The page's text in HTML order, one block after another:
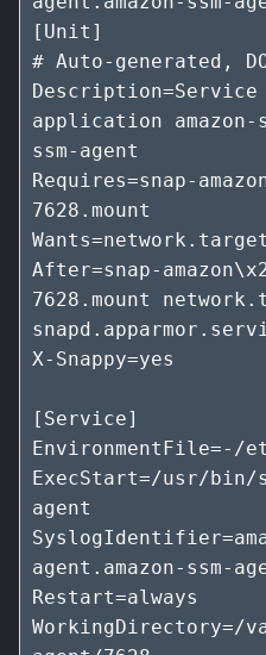
[Unit]
# Auto-generated,
application amazon-
ssm-agent
Requires=snap-
7628.mount
Wants=network.target
After=snap-
7628.mount
X-Snappy=yes
[Service]
EnvironmentFile=-/
ExecStart=/usr/bin/
agent
agent.amazon-ssm-
Restart=always
WorkingDirectory=/